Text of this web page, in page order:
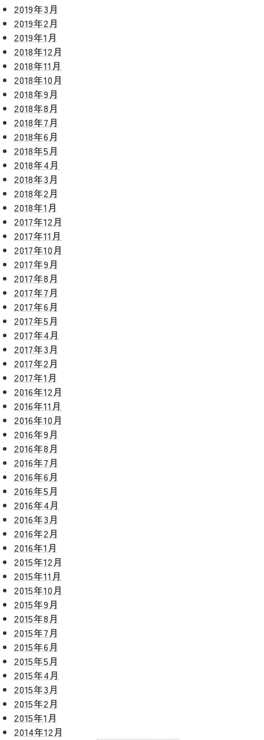
修繕・小
工事
2019年3月
2019年2月
2019年1月
2018年12月
2018年11月
2018年10月
2018年9月
2018年8月
2018年7月
2018年6月
2018年5月
2018年4月
2018年3月
2018年2月
2018年1月
2017年12月
2017年11月
2017年10月
2017年9月
2017年8月
2017年7月
2017年6月
2017年5月
2017年4月
2017年3月
2017年2月
2017年1月
2016年12月
2016年11月
2016年10月
2016年9月
2016年8月
2016年7月
2016年6月
2016年5月
2016年4月
2016年3月
2016年2月
2016年1月
2015年12月
2015年11月
2015年10月
2015年9月
2015年8月
2015年7月
2015年6月
2015年5月
2015年4月
2015年3月
2015年2月
2015年1月
2014年12月